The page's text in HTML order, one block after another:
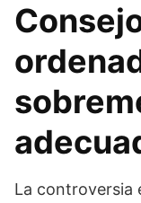
La controversia